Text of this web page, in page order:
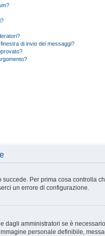
di invio dei messaggi?
Per prima cosa controlla
un errore di configurazione.
dagli amministratori se è
personale definibile,